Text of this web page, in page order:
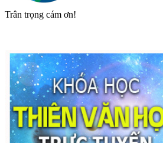
Trân trọng cám ơn!